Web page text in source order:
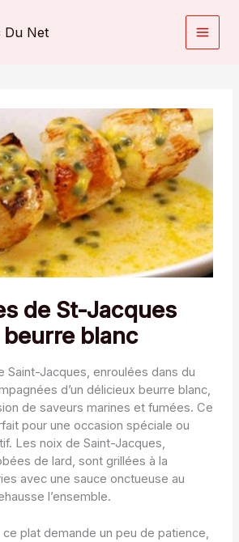
Du Net
de St-Jacques
blanc
Saint-Jacques, enroulées dans du
d’un délicieux beurre blanc,
de saveurs marines et fumées. Ce
pour une occasion spéciale ou
Les noix de Saint-Jacques,
de lard, sont grillées à la
avec une sauce onctueuse au
l’ensemble.
plat demande un peu de patience,